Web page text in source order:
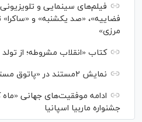
فیلم‌های سینمایی و
فضاییه»، «صد یکشنبه» و
مرزی»
کتاب «انقلاب مشروطه؛ از
نمایش ۲مستند در «پاتوق مستند»
ادامه موفقیت‌های جهانی
جشنواره ماربیا اسپانیا